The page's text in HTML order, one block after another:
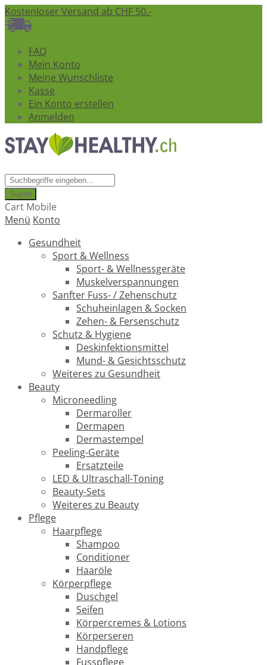
Kostenloser Versand ab CHF 50.-
FAQ
Mein Konto
Meine Wunschliste
Kasse
Ein Konto erstellen
Anmelden
Suche
Cart Mobile
Menü Konto
Gesundheit
Sport & Wellness
Sport- & Wellnessgeräte
Muskelverspannungen
Sanfter Fuss- / Zehenschutz
Schuheinlagen & Socken
Zehen- & Fersenschutz
Schutz & Hygiene
Deskinfektionsmittel
Mund- & Gesichtsschutz
Weiteres zu Gesundheit
Beauty
Microneedling
Dermaroller
Dermapen
Dermastempel
Peeling-Geräte
Ersatzteile
LED & Ultraschall-Toning
Beauty-Sets
Weiteres zu Beauty
Pflege
Haarpflege
Shampoo
Conditioner
Haaröle
Körperpflege
Duschgel
Seifen
Körpercremes & Lotions
Körperseren
Handpflege
Fusspflege